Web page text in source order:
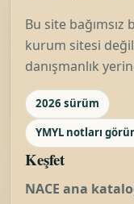
Bu site bağımsız
kurum sitesi
danışmanlık
2026 sürüm
YMYL notları
Keşfet
NACE ana